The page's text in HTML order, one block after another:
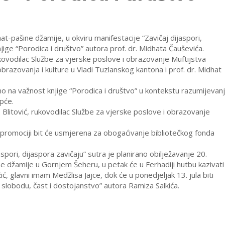
pašine džamije, u okviru manifestacije “Zavičaj dijaspori,
“Porodica i društvo” autora prof. dr. Midhata Čauševića.
Službe za vjerske poslove i obrazovanje Muftijstva
i kulture u Vladi Tuzlanskog kantona i prof. dr. Midhat
na važnost knjige “Porodica i društvo” u kontekstu
rukovodilac Službe za vjerske poslove i obrazovanje
bit će usmjerena za obogaćivanje bibliotečkog fonda
dijaspora zavičaju” sutra je planirano obilježavanje 20.
u Gornjem Šeheru, u petak će u Ferhadiji hutbu
glavni imam Medžlisa Jajce, dok će u ponedjeljak 13. jula biti
čast i dostojanstvo” autora Ramiza Salkića.